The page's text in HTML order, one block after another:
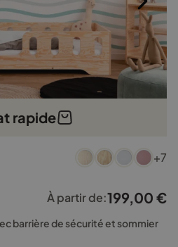
rapide
+7
À partir de:199,00 €
barrière de sécurité et sommier